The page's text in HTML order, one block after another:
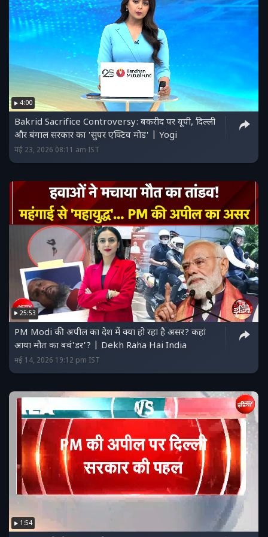
4:00
Bakrid Sacrifice Controversy: बकरीद पर यूपी, दिल्ली
और बंगाल सरकार का 'सुपर एक्टिव मोड' | Yogi
मई 23, 2026 08:11 am IST
25:53
PM Modi की अपील का देश में क्या हो रहा है असर? कहां
आया मौत का बवं'डर'? | Dekh Raha Hai India
मई 14, 2026 19:12 pm IST
1:54